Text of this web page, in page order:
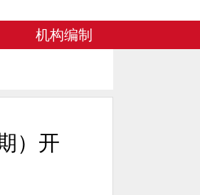
机构编制
）开